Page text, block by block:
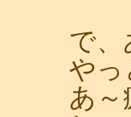
で、
やっ
あ